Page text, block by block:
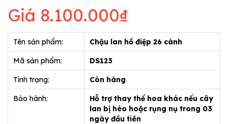
Giá 8.100.000₫
Tên sản phẩm: Chậu lan hồ điệp 26 cành
Mã sản phẩm: DS123
Tình trạng: Còn hàng
Bảo hành:
Hỗ trợ thay thế hoa khác nếu cây
lan bị héo hoặc rụng nụ trong 03
ngày đầu tiên